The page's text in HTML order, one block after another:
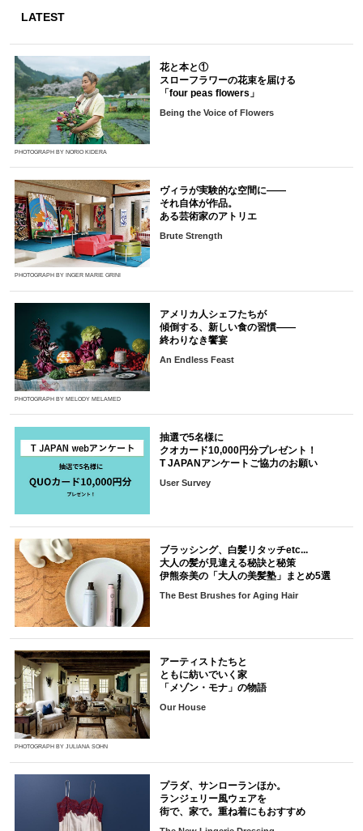
LATEST
PHOTOGRAPH BY NORIO KIDERA
花と本と①
スローフラワーの花束を届ける
「four peas flowers」
Being the Voice of Flowers
PHOTOGRAPH BY INGER MARIE GRINI
ヴィラが実験的な空間に――
それ自体が作品。
ある芸術家のアトリエ
Brute Strength
PHOTOGRAPH BY MELODY MELAMED
アメリカ人シェフたちが
傾倒する、新しい食の習慣――
終わりなき饗宴
An Endless Feast
抽選で5名様に
クオカード10,000円分プレゼント！
T JAPANアンケートご協力のお願い
User Survey
ブラッシング、白髪リタッチetc...
大人の髪が見違える秘訣と秘策
伊熊奈美の「大人の美髪塾」まとめ5選
The Best Brushes for Aging Hair
PHOTOGRAPH BY JULIANA SOHN
アーティストたちと
ともに紡いでいく家
「メゾン・モナ」の物語
Our House
プラダ、サンローランほか。
ランジェリー風ウェアを
街で、家で。重ね着にもおすすめ